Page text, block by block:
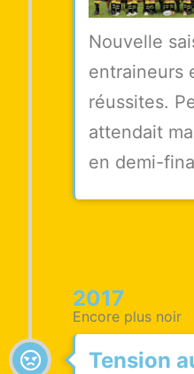
Nouvelle
entraineurs
réussites.
attendait
en demi-
2017
Encore plus noir
Tension